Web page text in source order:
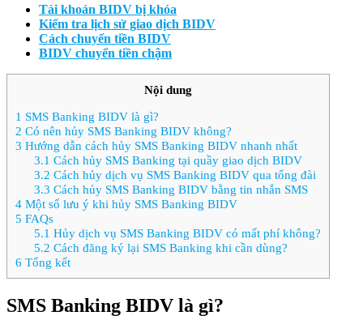
Tài khoản BIDV bị khóa
Kiểm tra lịch sử giao dịch BIDV
Cách chuyển tiền BIDV
BIDV chuyển tiền chậm
Nội dung
1 SMS Banking BIDV là gì?
2 Có nên hủy SMS Banking BIDV không?
3 Hướng dẫn cách hủy SMS Banking BIDV nhanh nhất
3.1 Cách hủy SMS Banking tại quầy giao dịch BIDV
3.2 Cách hủy dịch vụ SMS Banking BIDV qua tổng đài
3.3 Cách hủy SMS Banking BIDV bằng tin nhắn SMS
4 Một số lưu ý khi hủy SMS Banking BIDV
5 FAQs
5.1 Hủy dịch vụ SMS Banking BIDV có mất phí không?
5.2 Cách đăng ký lại SMS Banking khi cần dùng?
6 Tổng kết
SMS Banking BIDV là gì?